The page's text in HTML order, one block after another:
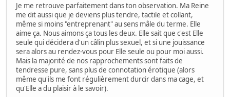
Je me retrouve parfaitement dans ton observation. Ma Reine
me dit aussi que je deviens plus tendre, tactile et collant,
même si moins "entreprenant" au sens mâle du terme. Elle
aime ça. Nous aimons ça tous les deux. Elle sait que c'est Elle
seule qui décidera d'un câlin plus sexuel, et si une jouissance
sera alors au rendez-vous pour Elle seule ou pour moi aussi.
Mais la majorité de nos rapprochements sont faits de
tendresse pure, sans plus de connotation érotique (alors
même qu'ils me font régulièrement durcir dans ma cage, et
qu'Elle a du plaisir à le savoir).